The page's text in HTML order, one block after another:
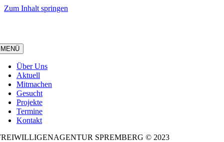
Zum Inhalt springen
MENÜ
Über Uns
Aktuell
Mitmachen
Gesucht
Projekte
Termine
Kontakt
SPREMBERG © 2023